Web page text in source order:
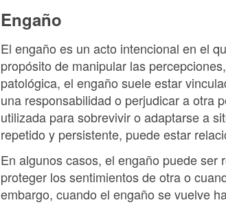
Engaño
El engaño es un acto intencional en el
propósito de manipular las
patológica, el engaño suele estar
una responsabilidad o perjudicar a otra
utilizada para sobrevivir o adaptarse a
repetido y persistente, puede estar
En algunos casos, el engaño puede
proteger los sentimientos de otra o
embargo, cuando el engaño se vuelve